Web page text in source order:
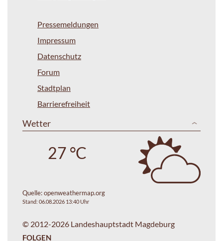
Pressemeldungen
Impressum
Datenschutz
Forum
Stadtplan
Barrierefreiheit
Wetter
27 °C
Quelle:openweathermap.org
Stand: 06.08.2026 13:40 Uhr
© 2012-2026 Landeshauptstadt Magdeburg
FOLGEN